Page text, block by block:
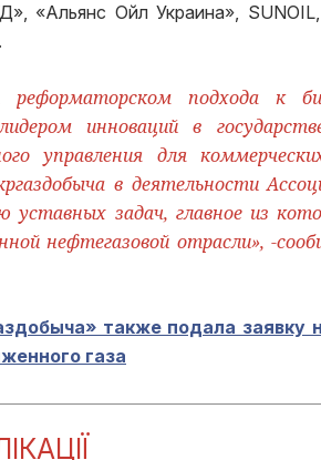
«Альянс Ойл Украина»,
реформаторском подхода к
инноваций в
управления для
в деятельности
уставных задач, главное из
нефтегазовой отрасли», -
также подала заявку
газа